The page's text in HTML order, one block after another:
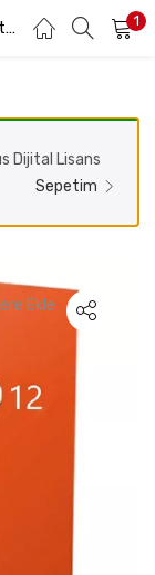
Nitro PDF – Okuma ve Düzenleme Dijital Lisans Anahtarı 1
KAYIT OL
Dijital Lisans
Sepetim
Ekle